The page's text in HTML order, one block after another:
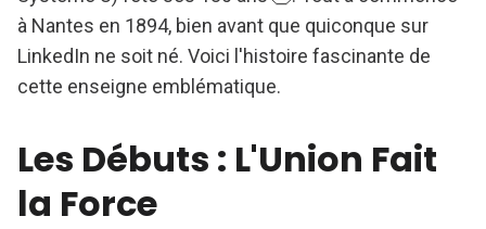
à Nantes en 1894, bien avant que quiconque sur
LinkedIn ne soit né. Voici l'histoire fascinante de
cette enseigne emblématique.
Les Débuts : L'Union Fait
la Force